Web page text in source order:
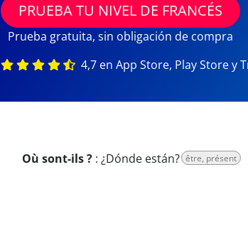
PRUEBA TU NIVEL DE FRANCÉS
Prueba gratuita, sin obligación de compra
4,7 en App Store, Play Store y
Où sont-ils ? : ¿Dónde están? être, présent